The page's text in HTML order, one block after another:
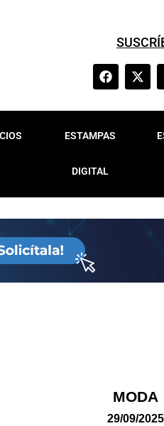
ESTAMPAS
DIGITAL
MODA
29/09/2025